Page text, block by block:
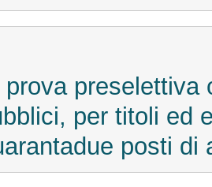
prova
per titoli ed
posti di